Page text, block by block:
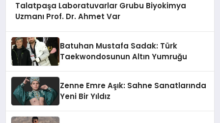
Talatpaşa Laboratuvarlar Grubu Biyokimya
Uzmanı Prof. Dr. Ahmet Var
Batuhan Mustafa Sadak: Türk
Taekwondosunun Altın Yumruğu
Zenne Emre Aşık: Sahne Sanatlarında
Yeni Bir Yıldız